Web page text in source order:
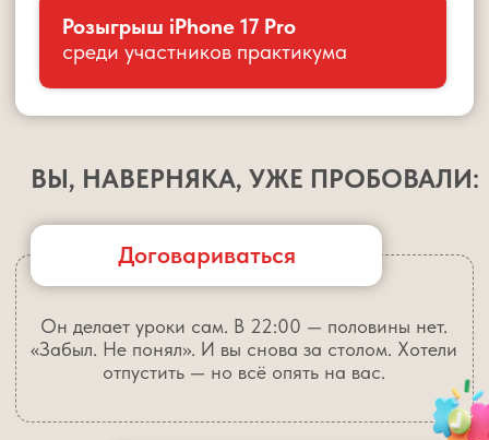
Дать больше свободы
Вы не вмешивались. В итоге 21:00 — уроки
даже не начаты. Он уже устал, делает
из последних сил, не соображает. Ложится
спать поздно. И без вас опять ничего
Мотивировать по-хорошему
Вы решили довериться. Не контролировали.